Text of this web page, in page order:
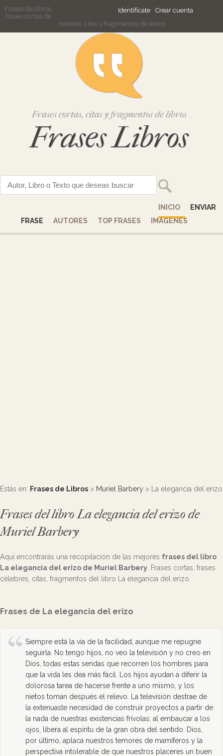
Identifícate Crear cuenta
Frases de libros,
frases cortas de
novelas, citas y fragmentos de libros
Frases cortas, citas y fragmentos de libros
Frases Libros
INICIO
ENVIAR
FRASE
AUTORES TOP FRASES IMÁGENES
Estás en: Frases de Libros > Muriel Barbery > La elegancia del erizo
Frases del libro La elegancia del erizo de
Muriel Barbery
Aquí encontrarás una recopilación de las mejores frases del libro
La elegancia del erizo de Muriel Barbery . Frases cortas, frases
célebres, citas, fragmentos del libro La elegancia del erizo.
Frases de La elegancia del erizo
Siempre está la vía de la facilidad, aunque me repugne
seguirla. No tengo hijos, no veo la televisión y no creo en
Dios, todas estas sendas que recorren los hombres para
que la vida les dea más fácil. Los hijos ayudan a diferir la
dolorosa tarea de hacerse frente a uno mismo, y los
nietos toman después el relevo. La televisión destrae de
la extenuaste necesidad de construir proyectos a partir de
la nada de nuestras existencias frívolas; al embaucar a los
ojos, libera al espíritu de la gran obra del sentido. Dios,
por último, aplaca nuestros temores de mamíferos y la
perspectiva intolerable de que nuestros placeres un buen